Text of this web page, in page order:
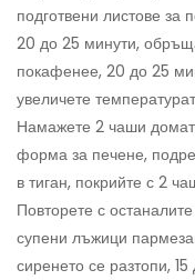
подготвени листове за
20 до 25 минути,
покафенее, 20 до 25
увеличете
Намажете 2 чаши
форма за печене,
в тиган, покрийте с 2
Повторете с
супени лъжици
сиренето се разтопи,